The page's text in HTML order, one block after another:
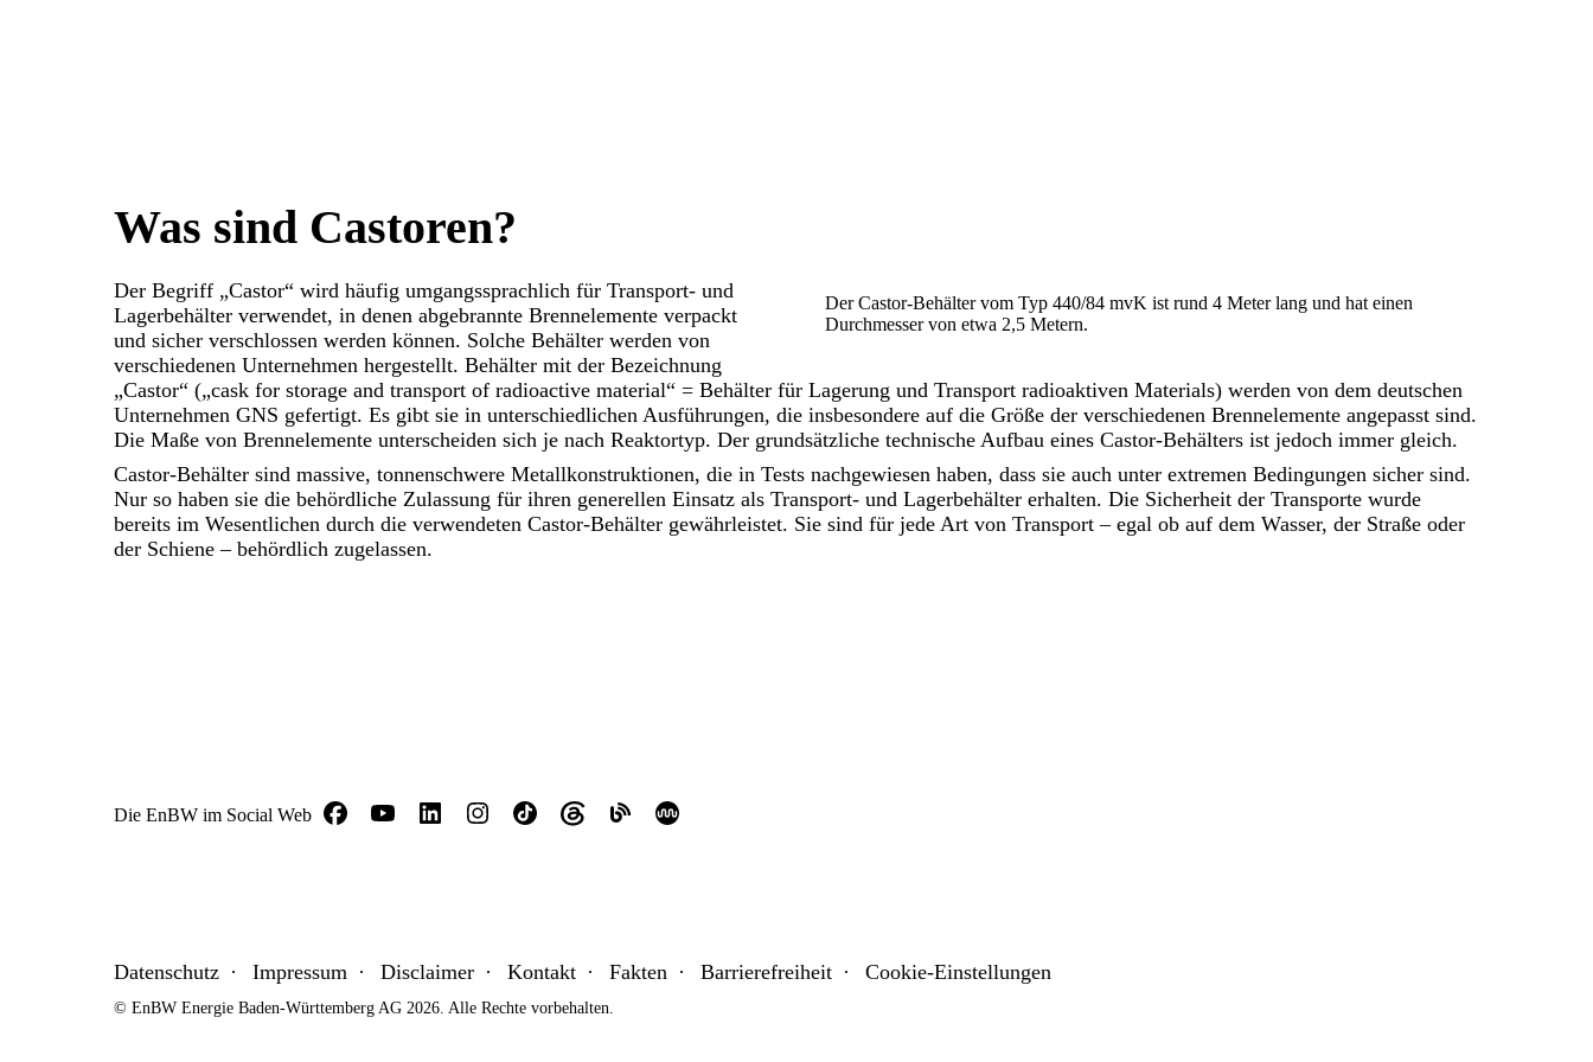
Was sind Castoren?
Der Castor-Behälter vom Typ 440/84 mvK ist rund 4 Meter lang und hat einen
Durchmesser von etwa 2,5 Metern.
Der Begriff „Castor“ wird häufig umgangssprachlich für Transport- und
Lagerbehälter verwendet, in denen abgebrannte Brennelemente verpackt
und sicher verschlossen werden können. Solche Behälter werden von
verschiedenen Unternehmen hergestellt. Behälter mit der Bezeichnung
„Castor“ („cask for storage and transport of radioactive material“ = Behälter für Lagerung und Transport radioaktiven Materials) werden von dem deutschen
Unternehmen GNS gefertigt. Es gibt sie in unterschiedlichen Ausführungen, die insbesondere auf die Größe der verschiedenen Brennelemente angepasst sind.
Die Maße von Brennelemente unterscheiden sich je nach Reaktortyp. Der grundsätzliche technische Aufbau eines Castor-Behälters ist jedoch immer gleich.
Castor-Behälter sind massive, tonnenschwere Metallkonstruktionen, die in Tests nachgewiesen haben, dass sie auch unter extremen Bedingungen sicher sind.
Nur so haben sie die behördliche Zulassung für ihren generellen Einsatz als Transport- und Lagerbehälter erhalten. Die Sicherheit der Transporte wurde
bereits im Wesentlichen durch die verwendeten Castor-Behälter gewährleistet. Sie sind für jede Art von Transport – egal ob auf dem Wasser, der Straße oder
der Schiene – behördlich zugelassen.
Die EnBW im Social Web
Datenschutz Impressum Disclaimer Kontakt Fakten Barrierefreiheit Cookie-Einstellungen
© EnBW Energie Baden-Württemberg AG 2026. Alle Rechte vorbehalten.